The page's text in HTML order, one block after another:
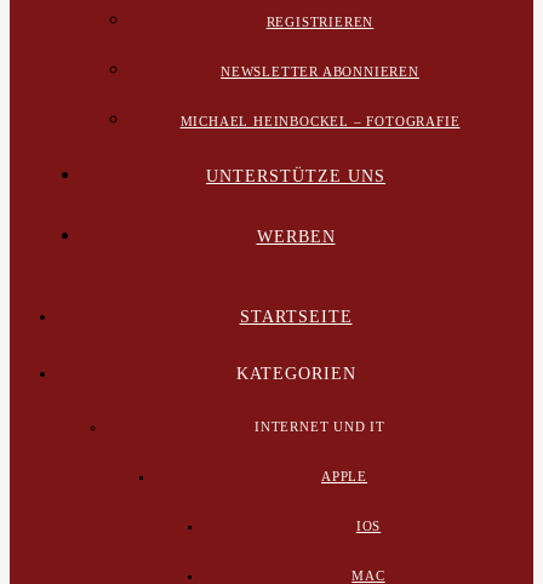
REGISTRIEREN
NEWSLETTER ABONNIEREN
MICHAEL HEINBOCKEL – FOTOGRAFIE
UNTERSTÜTZE UNS
WERBEN
STARTSEITE
KATEGORIEN
INTERNET UND IT
APPLE
IOS
MAC